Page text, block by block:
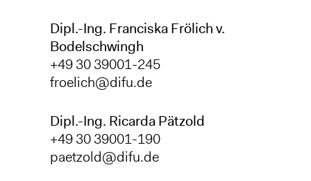
Dipl.-Ing. Franciska Frölich v.
Bodelschwingh
+49 30 39001-245
froelich@difu.de
Dipl.-Ing. Ricarda Pätzold
+49 30 39001-190
paetzold@difu.de